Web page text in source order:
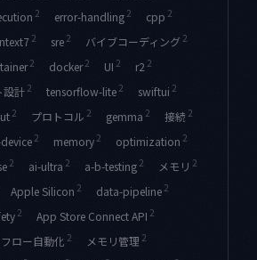
2 error-handling 2 cpp 2
2 sre 2 バイブコーディング 2
2 docker 2 UI 2 r2 2
設計 2 tensorflow-lite 2 swiftui 2
2 プロトコル 2 gemma 2 接続 2
2 memory 2 optimization 2
2 ai-ultra 2 a-b-testing 2 メモリ 2
Apple Silicon 2 data-pipeline 2
2 App Store Connect API 2
ロー自動化 2 メモリ管理 2